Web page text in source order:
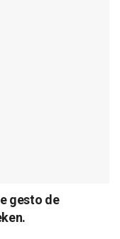
gesto de